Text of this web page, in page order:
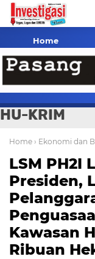
Home
HU-KRIM
Home › Ekonomi dan
LSM PH2I
Presiden,
Kawasan
Ribuan